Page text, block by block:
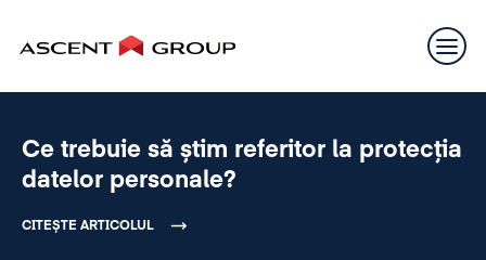
Ce trebuie să știm referitor la protecția
datelor personale?
CITEȘTE ARTICOLUL